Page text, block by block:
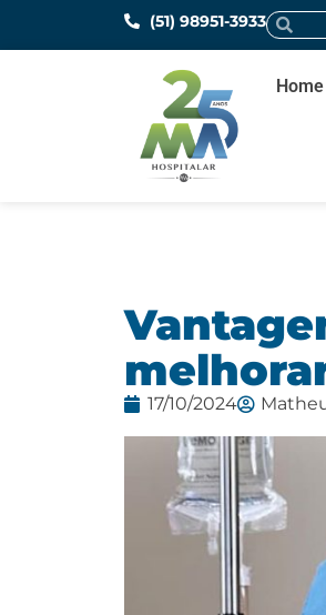
(51) 98951-3933
Home
17/10/2024